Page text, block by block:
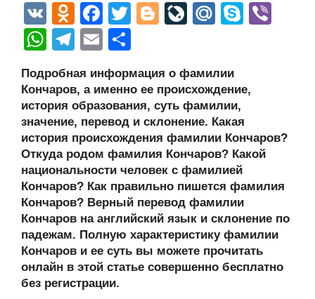
V
K
O
d
n
o
kl
a
ss
ni
ki
F
a
c
e
b
o
o
k
T
er
Bl
g
er
Li
J
o
ur
n
al
M
u
S
e
W
at
s
A
p
p
T
e
gr
a
m
E
ail р
а
в
и
ть
Подробная информация о фамилии
Кончаров, а именно ее происхождение,
история образования, суть фамилии,
значение, перевод и склонение. Какая
история происхождения фамилии Кончаров?
Откуда родом фамилия Кончаров? Какой
национальности человек с фамилией
Кончаров? Как правильно пишется фамилия
Кончаров? Верный перевод фамилии
Кончаров на английский язык и склонение по
падежам. Полную характеристику фамилии
Кончаров и ее суть вы можете прочитать
онлайн в этой статье совершенно бесплатно
без регистрации.